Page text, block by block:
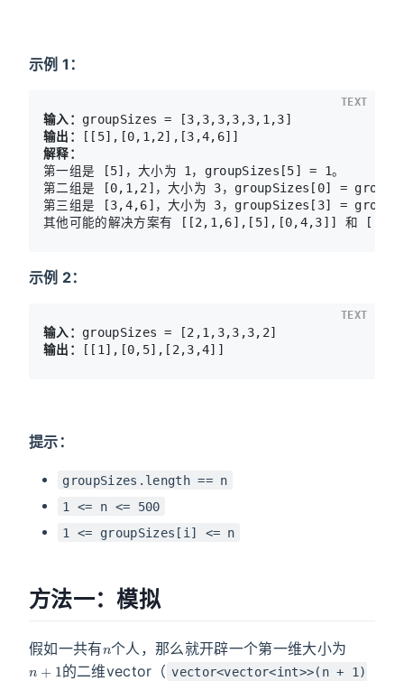
示例 1：
输入：
输出：
第一组是 [5]，大小为 1，groupSizes[5] = 1。
第二组是 [0,1,2]，大小为 3，groupSizes[0] =
第三组是 [3,4,6]，大小为 3，groupSizes[3] =
TEXT
示例 2：
输入：
输出：
TEXT
提示：
groupSizes.length == n
1 <= n <= 500
1 <= groupSizes[i] <= n
方法一：模拟
假如一共有 个人，那么就开辟一个第一维大小为
n+1
的二维vector（ vector<vector<int>>(n + 1)